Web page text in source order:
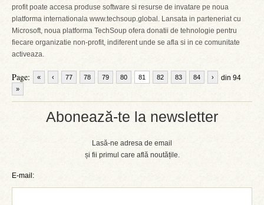
Abonează-te la newsletter
Lasă-ne adresa de email
și fii primul care află noutățile.
E-mail:
profit poate accesa produse software si resurse de invatare pe noua
platforma internationala www.techsoup.global. Lansata in parteneriat cu
Microsoft, noua platforma TechSoup ofera donatii de tehnologie pentru
fiecare organizatie non-profit, indiferent unde se afla si in ce comunitate
activeaza.
Page: « ‹ 77 78 79 80 81 82 83 84 din 94
›
»